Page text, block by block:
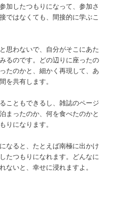
加したつもりになって、参加さ
ではなくても、間接的に学ぶこ
思わないで、自分がそこにあた
るのです。どの辺りに座ったの
たのかと、細かく再現して、あ
を共有します。
こともできるし、雑誌のページ
まったのか、何を食べたのかと
りになります。
なると、たとえば南極に出かけ
たつもりになれます。どんなに
ないと、幸せに浸れますよ。